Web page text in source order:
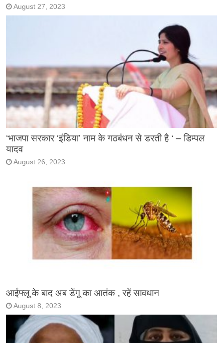
August 27, 2023
‘भाजपा सरकार ‘इंडिया’ नाम के गठबंधन से डरती है ‘ – डिम्पल
यादव
August 26, 2023
आईफ्लू के बाद अब डेंगू का आतंक , रहें सावधान
August 8, 2023